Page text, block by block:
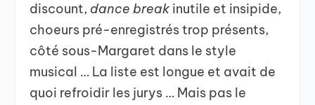
discount, dance break inutile et insipide,
choeurs pré-enregistrés trop présents,
côté sous-Margaret dans le style
musical … La liste est longue et avait de
quoi refroidir les jurys … Mais pas le